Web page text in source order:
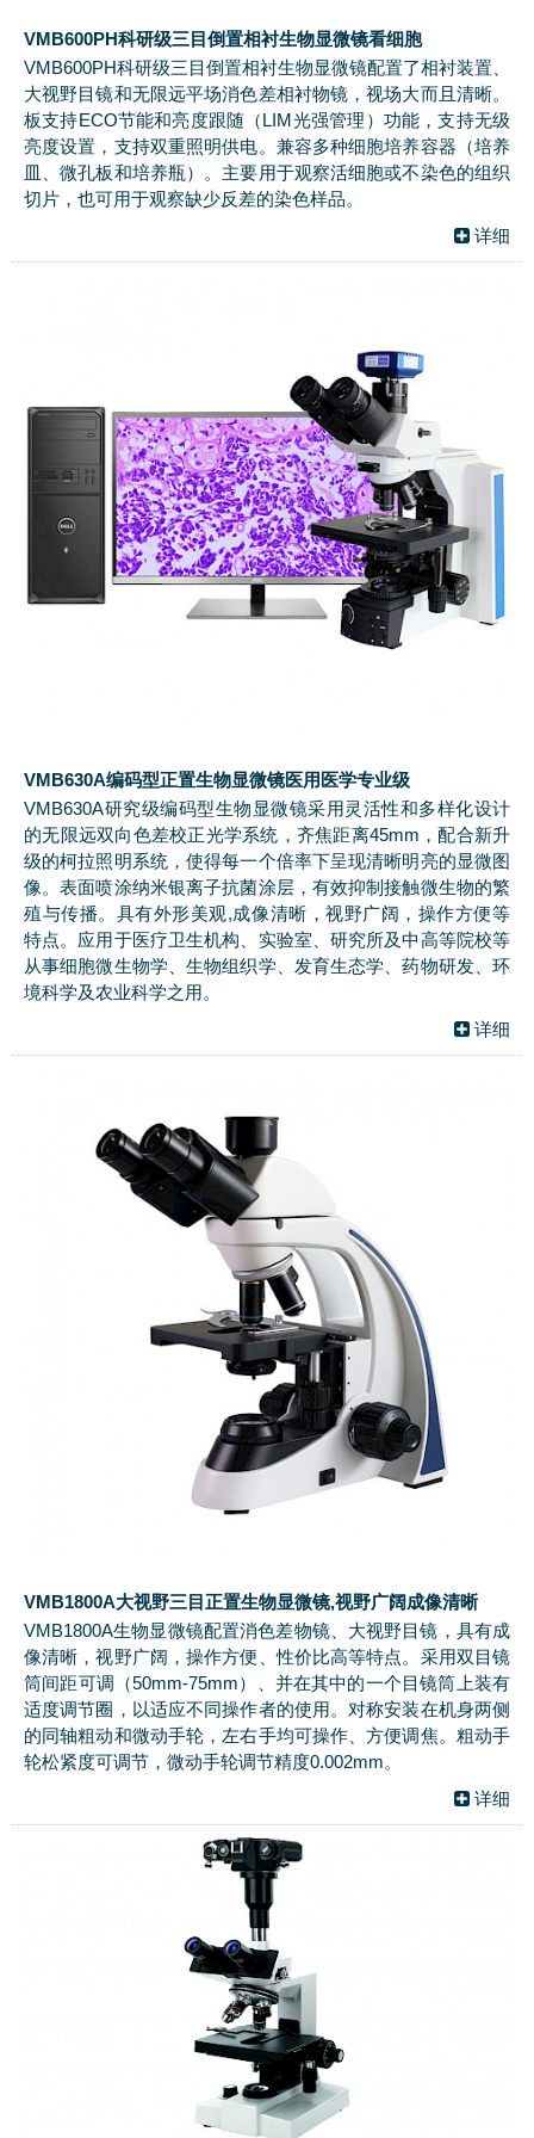
VMB600PH科研级三目倒置相衬生物显微镜看细胞
VMB600PH科研级三目倒置相衬生物显微镜配置了相衬装置、
大视野目镜和无限远平场消色差相衬物镜，视场大而且清晰。
板支持ECO节能和亮度跟随（LIM光强管理）功能，支持无级
亮度设置，支持双重照明供电。兼容多种细胞培养容器（培养
皿、微孔板和培养瓶）。主要用于观察活细胞或不染色的组织
切片，也可用于观察缺少反差的染色样品。
详细
VMB630A编码型正置生物显微镜医用医学专业级
VMB630A研究级编码型生物显微镜采用灵活性和多样化设计
的无限远双向色差校正光学系统，齐焦距离45mm，配合新升
级的柯拉照明系统，使得每一个倍率下呈现清晰明亮的显微图
像。表面喷涂纳米银离子抗菌涂层，有效抑制接触微生物的繁
殖与传播。具有外形美观,成像清晰，视野广阔，操作方便等
特点。应用于医疗卫生机构、实验室、研究所及中高等院校等
从事细胞微生物学、生物组织学、发育生态学、药物研发、环
境科学及农业科学之用。
详细
VMB1800A大视野三目正置生物显微镜,视野广阔成像清晰
VMB1800A生物显微镜配置消色差物镜、大视野目镜，具有成
像清晰，视野广阔，操作方便、性价比高等特点。采用双目镜
筒间距可调（50mm-75mm）、并在其中的一个目镜筒上装有
适度调节圈，以适应不同操作者的使用。对称安装在机身两侧
的同轴粗动和微动手轮，左右手均可操作、方便调焦。粗动手
轮松紧度可调节，微动手轮调节精度0.002mm。
详细